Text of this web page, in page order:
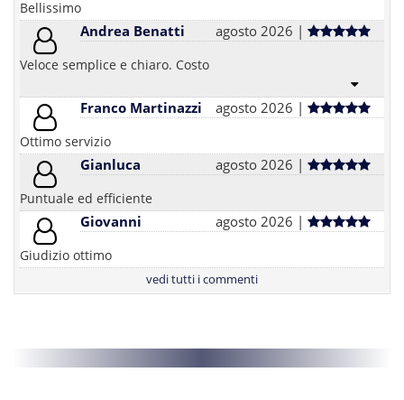
Bellissimo
Andrea Benatti agosto 2026 |
Veloce semplice e chiaro. Costo
Franco Martinazzi agosto 2026 |
Ottimo servizio
Gianluca agosto 2026 |
Puntuale ed efficiente
Giovanni agosto 2026 |
Giudizio ottimo
vedi tutti i commenti